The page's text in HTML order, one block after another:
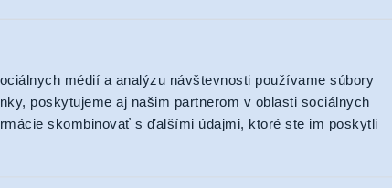
médií a analýzu návštevnosti používame súbory
poskytujeme aj našim partnerom v oblasti sociálnych
skombinovať s ďalšími údajmi, ktoré ste im poskytli